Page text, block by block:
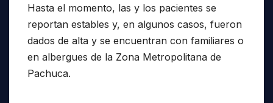
Hasta el momento, las y los pacientes se
reportan estables y, en algunos casos, fueron
dados de alta y se encuentran con familiares o
en albergues de la Zona Metropolitana de
Pachuca.